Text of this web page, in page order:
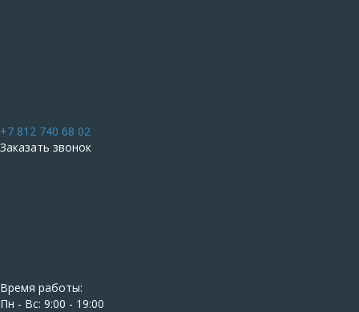
+7 812 740 68 02
Заказать звонок
Время работы:
Пн - Вс: 9:00 - 19:00